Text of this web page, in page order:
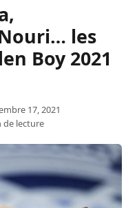
les
Boy 2021
17, 2021
de lecture